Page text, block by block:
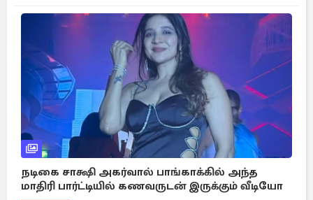
நடிகை சாக்ஷி அகர்வால் பாங்காக்கில் அந்த
மாதிரி பார்ட்டியில் கணவருடன் இருக்கும் வீடியோ